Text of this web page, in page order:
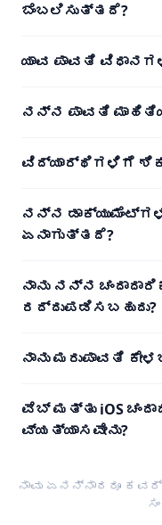
ಬೆಂಬಲಿಸುತ್ತದೆ?
ಯಾವ ಪಾವತಿ
ನನ್ನ ಪಾವತಿ
ವಿದ್ಯಾರ್ಥಿಗಳಿಗೆ
ನನ್ನ
ಏನಾಗುತ್ತದೆ?
ನಾನು ನನ್ನ
ರದ್ದುಪಡಿಸಬಹುದು?
ನಾನು ಮರುಪಾವತಿ
ವೆಬ್ ಮತ್ತು iOS
ವ್ಯತ್ಯಾಸವೇನು?
ನಾವು ಏನನ್ನಾದರೂ